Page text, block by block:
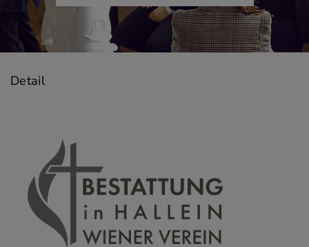
Detail